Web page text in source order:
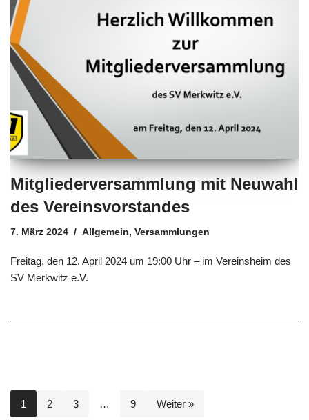
Mitgliederversammlung mit Neuwahl
des Vereinsvorstandes
7. März 2024 Allgemein, Versammlungen
Freitag, den 12. April 2024 um 19:00 Uhr – im Vereinsheim des
SV Merkwitz e.V.
1 2 3 … 9 Weiter »